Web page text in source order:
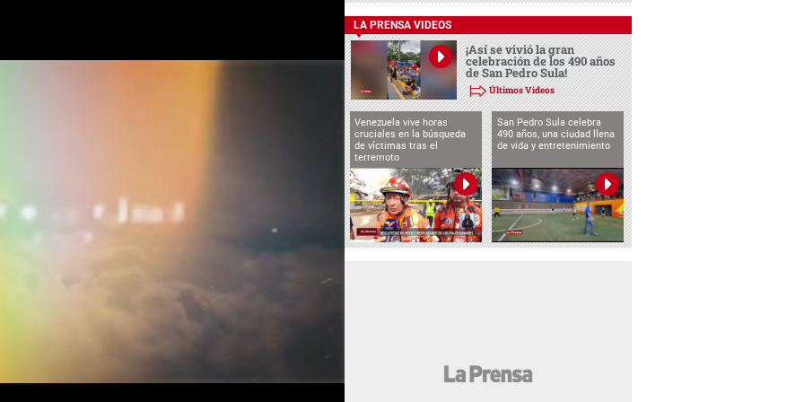
LA PRENSA VIDEOS
¡Así se vivió la gran
celebración de los 490 años
de San Pedro Sula!
Últimos Videos
Venezuela vive horas
cruciales en la búsqueda
de víctimas tras el
terremoto
San Pedro Sula celebra
490 años, una ciudad llena
de vida y entretenimiento